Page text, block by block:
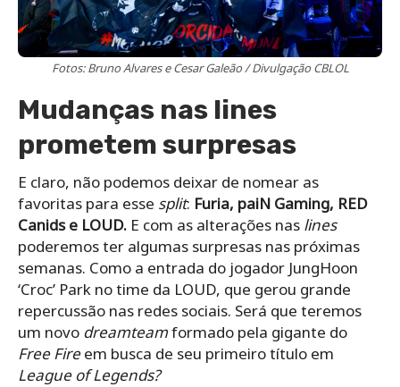
Fotos: Bruno Alvares e Cesar Galeão / Divulgação CBLOL
Mudanças nas lines
prometem surpresas
E claro, não podemos deixar de nomear as
favoritas para esse split: Furia, paiN Gaming, RED
Canids e LOUD. E com as alterações nas lines
poderemos ter algumas surpresas nas próximas
semanas. Como a entrada do jogador JungHoon
‘Croc’ Park no time da LOUD, que gerou grande
repercussão nas redes sociais. Será que teremos
um novo dreamteamformado pela gigante do
Free Fireem busca de seu primeiro título em
League of Legends?